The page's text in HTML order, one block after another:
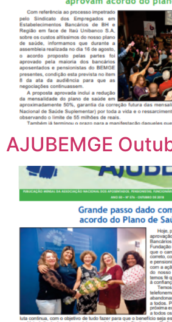
AJUBEMGE